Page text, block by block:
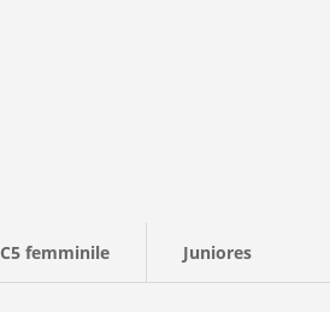
C5 femminile Juniores